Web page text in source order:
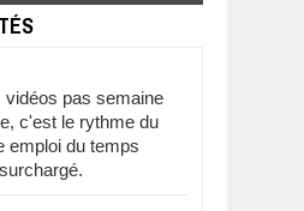
vidéos pas semaine
c'est le rythme du
emploi du temps